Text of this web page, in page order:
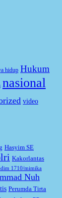
hidup Hukum
nasional
video
Hasyim SE
Kakorlantas
1710/mimika
Nuh
Perumda Tirta